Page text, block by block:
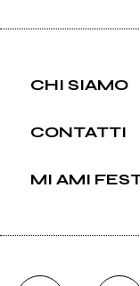
CHI SIAMO
CONTATTI
MI AMI